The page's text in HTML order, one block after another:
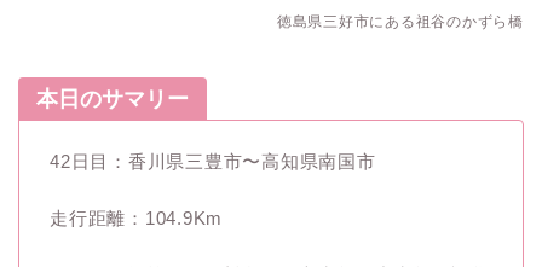
徳島県三好市にある祖谷のかずら橋
本日のサマリー
42日目：香川県三豊市〜高知県南国市
走行距離：104.9Km